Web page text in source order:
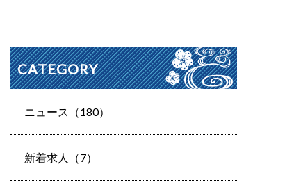
CATEGORY
ニュース（180）
新着求人（7）